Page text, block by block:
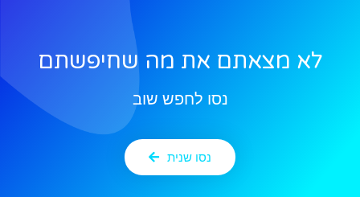
לא מצאתם את מה שחיפשתם
נסו לחפש שוב
נסו שנית